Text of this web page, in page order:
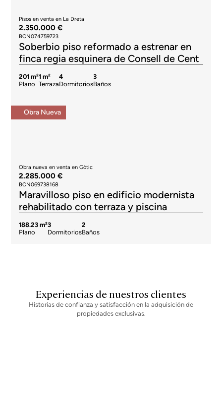
Pisos en venta en La Dreta
2.350.000 €
BCN074759723
Soberbio piso reformado a estrenar en
finca regia esquinera de Consell de Cent
201 m²
Plano
1 m²
Terraza
4
Dormitorios
3
Baños
Obra Nueva
Obra nueva en venta en Gòtic
2.285.000 €
BCN069738168
Maravilloso piso en edificio modernista
rehabilitado con terraza y piscina
188.23 m²
Plano
3
Dormitorios
2
Baños
Experiencias de nuestros clientes
Historias de confianza y satisfacción en la adquisición de
propiedades exclusivas.